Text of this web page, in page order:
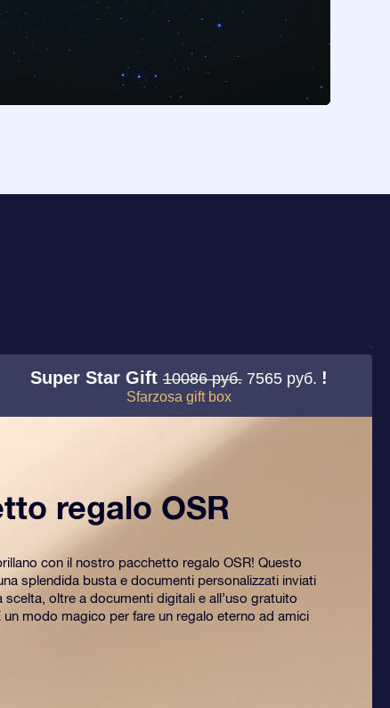
Super Star Gift10086 руб. 7565 руб. !
Sfarzosa gift box
regalo OSR
con il nostro pacchetto regalo OSR! Questo
splendida busta e documenti personalizzati inviati
scelta, oltre a documenti digitali e all’uso gratuito
un modo magico per fare un regalo eterno ad amici